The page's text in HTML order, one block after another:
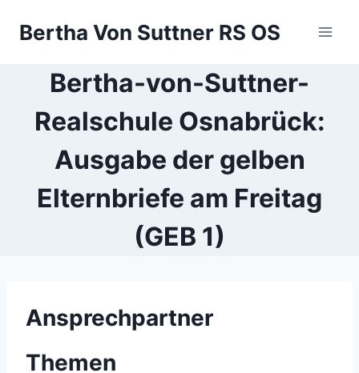
InhaltBertha Von Suttner RS OS
Bertha-von-Suttner-
Realschule Osnabrück:
Ausgabe der gelben
Elternbriefe am Freitag
(GEB 1)
Ansprechpartner
Themen